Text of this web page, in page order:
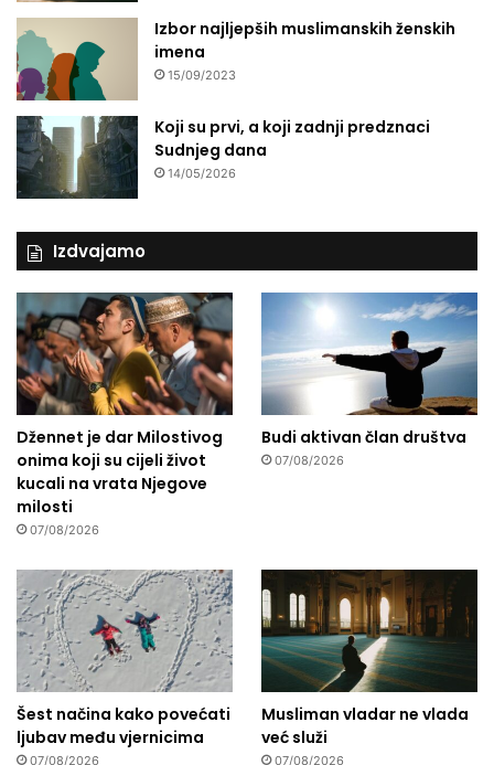
Izbor najljepših muslimanskih ženskih
imena
15/09/2023
Koji su prvi, a koji zadnji predznaci
Sudnjeg dana
14/05/2026
Izdvajamo
Džennet je dar Milostivog
onima koji su cijeli život
kucali na vrata Njegove
milosti
07/08/2026
Budi aktivan član društva
07/08/2026
Šest načina kako povećati
ljubav među vjernicima
07/08/2026
Musliman vladar ne vlada
već služi
07/08/2026